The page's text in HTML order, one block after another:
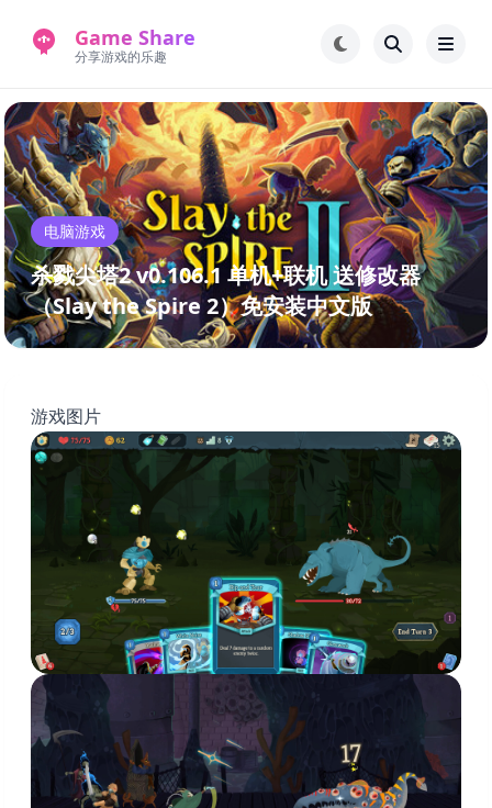
Game Share
分享游戏的乐趣
首页 电脑游戏
手机游戏 常见问题解答
新版游戏站 永久地址
电脑游戏
杀戮尖塔2 v0.106.1 单机+联机 送修改器
（Slay the Spire 2）免安装中文版
游戏图片